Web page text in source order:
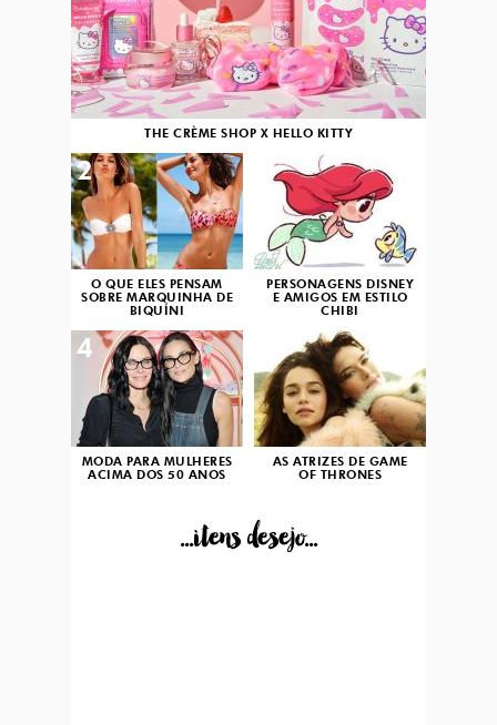
THE CRÈME SHOP X HELLO KITTY
O QUE ELES PENSAM
SOBRE MARQUINHA DE
BIQUÍNI
2
PERSONAGENS DISNEY
E AMIGOS EM ESTILO
CHIBI
3
MODA PARA MULHERES
ACIMA DOS 50 ANOS
4
AS ATRIZES DE GAME
OF THRONES
...itens desejo...